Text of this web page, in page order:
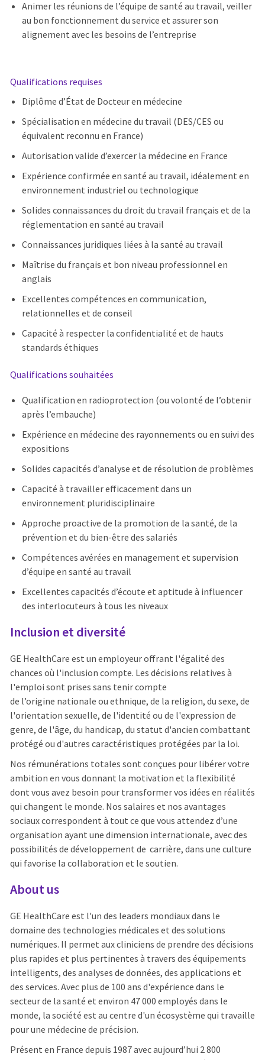
Animer les réunions de l’équipe de santé au travail, veiller
au bon fonctionnement du service et assurer son
alignement avec les besoins de l’entreprise
Qualifications requises
Diplôme d’État de Docteur en médecine
Spécialisation en médecine du travail (DES/CES ou
équivalent reconnu en France)
Autorisation valide d’exercer la médecine en France
Expérience confirmée en santé au travail, idéalement en
environnement industriel ou technologique
Solides connaissances du droit du travail français et de la
réglementation en santé au travail
Connaissances juridiques liées à la santé au travail
Maîtrise du français et bon niveau professionnel en
anglais
Excellentes compétences en communication,
relationnelles et de conseil
Capacité à respecter la confidentialité et de hauts
standards éthiques
Qualifications souhaitées
Qualification en radioprotection (ou volonté de l’obtenir
après l’embauche)
Expérience en médecine des rayonnements ou en suivi des
expositions
Solides capacités d’analyse et de résolution de problèmes
Capacité à travailler efficacement dans un
environnement pluridisciplinaire
Approche proactive de la promotion de la santé, de la
prévention et du bien-être des salariés
Compétences avérées en management et supervision
d’équipe en santé au travail
Excellentes capacités d’écoute et aptitude à influencer
des interlocuteurs à tous les niveaux
Inclusion et diversité
GE HealthCare est un employeur offrant l'égalité des
chances où l'inclusion compte. Les décisions relatives à
l'emploi sont prises sans tenir compte
de l’origine nationale ou ethnique, de la religion, du sexe, de
l'orientation sexuelle, de l'identité ou de l'expression de
genre, de l'âge, du handicap, du statut d'ancien combattant
protégé ou d'autres caractéristiques protégées par la loi.
Nos rémunérations totales sont conçues pour libérer votre
ambition en vous donnant la motivation et la flexibilité
dont vous avez besoin pour transformer vos idées en réalités
qui changent le monde. Nos salaires et nos avantages
sociaux correspondent à tout ce que vous attendez d’une
organisation ayant une dimension internationale, avec des
possibilités de développement de carrière, dans une culture
qui favorise la collaboration et le soutien.
About us
GE HealthCare est l'un des leaders mondiaux dans le
domaine des technologies médicales et des solutions
numériques. Il permet aux cliniciens de prendre des décisions
plus rapides et plus pertinentes à travers des équipements
intelligents, des analyses de données, des applications et
des services. Avec plus de 100 ans d'expérience dans le
secteur de la santé et environ 47 000 employés dans le
monde, la société est au centre d'un écosystème qui travaille
pour une médecine de précision.
Présent en France depuis 1987 avec aujourd’hui 2 800